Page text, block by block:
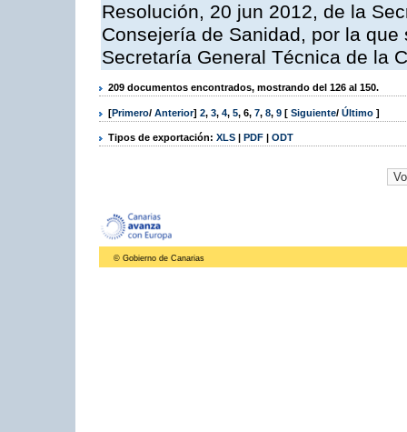
Resolución, 20 jun 2012, de la
Consejería de Sanidad, por la
Secretaría General Técnica de la
209 documentos encontrados, mostrando del 126 al 150.
[Primero/ Anterior] 2, 3, 4, 5, 6, 7, 8, 9 [ Siguiente/ Último ]
Tipos de exportación: XLS | PDF | ODT
© Gobierno de Canarias